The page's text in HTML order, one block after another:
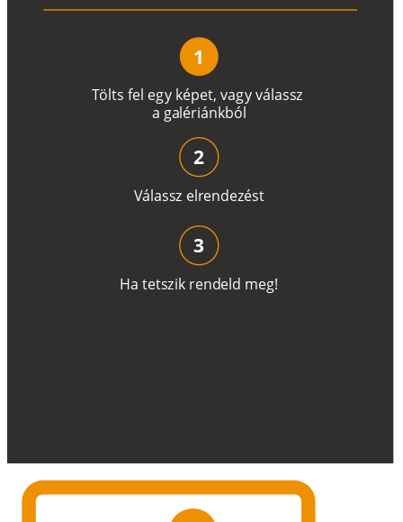
Tölts fel egy képet, vagyválassz
a galériánkból
1
Válassz elrendezést
2
Ha tetszik rendeld meg!
3